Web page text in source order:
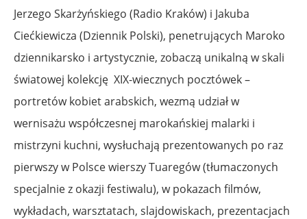
Jerzego Skarżyńskiego (Radio Kraków) i Jakuba
Ciećkiewicza (Dziennik Polski), penetrujących Maroko
dziennikarsko i artystycznie, zobaczą unikalną w skali
światowej kolekcję XIX-wiecznych pocztówek –
portretów kobiet arabskich, wezmą udział w
wernisażu współczesnej marokańskiej malarki i
mistrzyni kuchni, wysłuchają prezentowanych po raz
pierwszy w Polsce wierszy Tuaregów (tłumaczonych
specjalnie z okazji festiwalu), w pokazach filmów,
wykładach, warsztatach, slajdowiskach, prezentacjach